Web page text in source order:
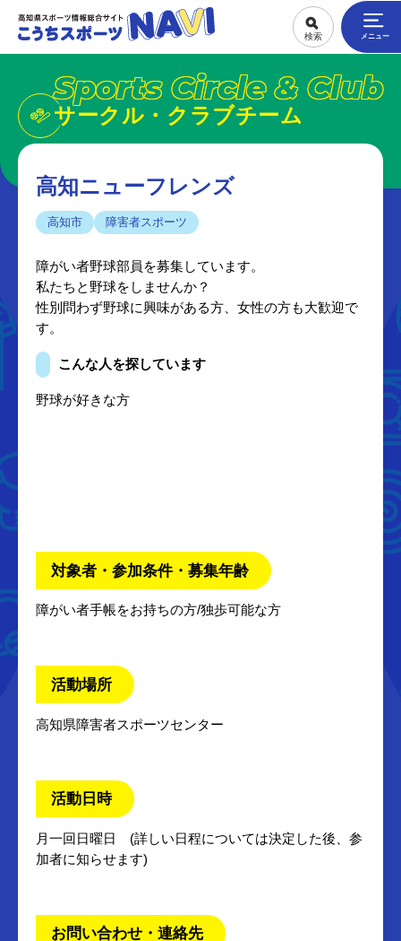
Sports Circle & Club
サークル・クラブチーム
高知ニューフレンズ
高知市 障害者スポーツ
障がい者野球部員を募集しています。
私たちと野球をしませんか？
性別問わず野球に興味がある方、女性の方も大歓迎で
す。
こんな人を探しています
野球が好きな方
対象者・参加条件・募集年齢
障がい者手帳をお持ちの方/独歩可能な方
活動場所
高知県障害者スポーツセンター
活動日時
月一回日曜日 (詳しい日程については決定した後、参
加者に知らせます)
お問い合わせ・連絡先